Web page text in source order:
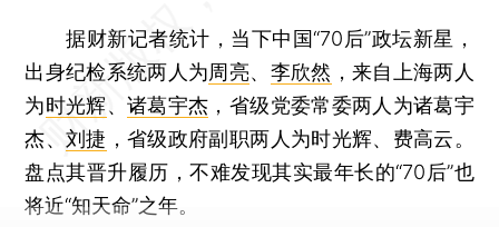
据财新记者统计，当下中国“70后”政坛新星，
出身纪检系统两人为周亮、 李欣然 ，来自上海两人
为时光辉、诸葛宇杰 ，省级党委常委两人为诸葛宇
杰、刘捷 ，省级政府副职两人为时光辉、费高云。
盘点其晋升履历，不难发现其实最年长的“70后”也
将近“知天命”之年。